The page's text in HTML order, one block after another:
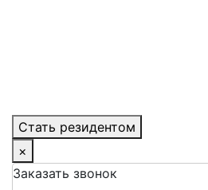
Стать резидентом
×
Заказать звонок